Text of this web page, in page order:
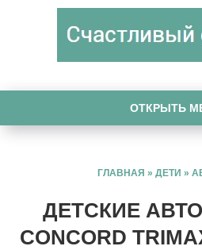
ОТКРЫТЬ
ГЛАВНАЯ » ДЕТИ »
ДЕТСКИЕ
CONCORD